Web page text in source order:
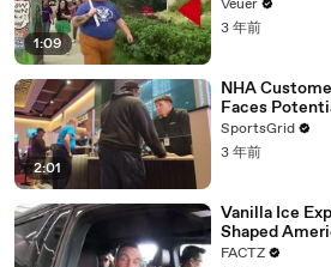
1:09
Veuer
3 年前
2:01
NHA
Faces
SportsGrid
3 年前
Vanilla Ice
Shaped
FACTZ